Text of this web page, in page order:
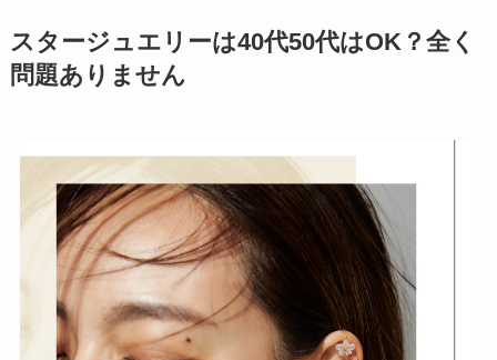
スタージュエリーは40代50代はOK？全く
問題ありません